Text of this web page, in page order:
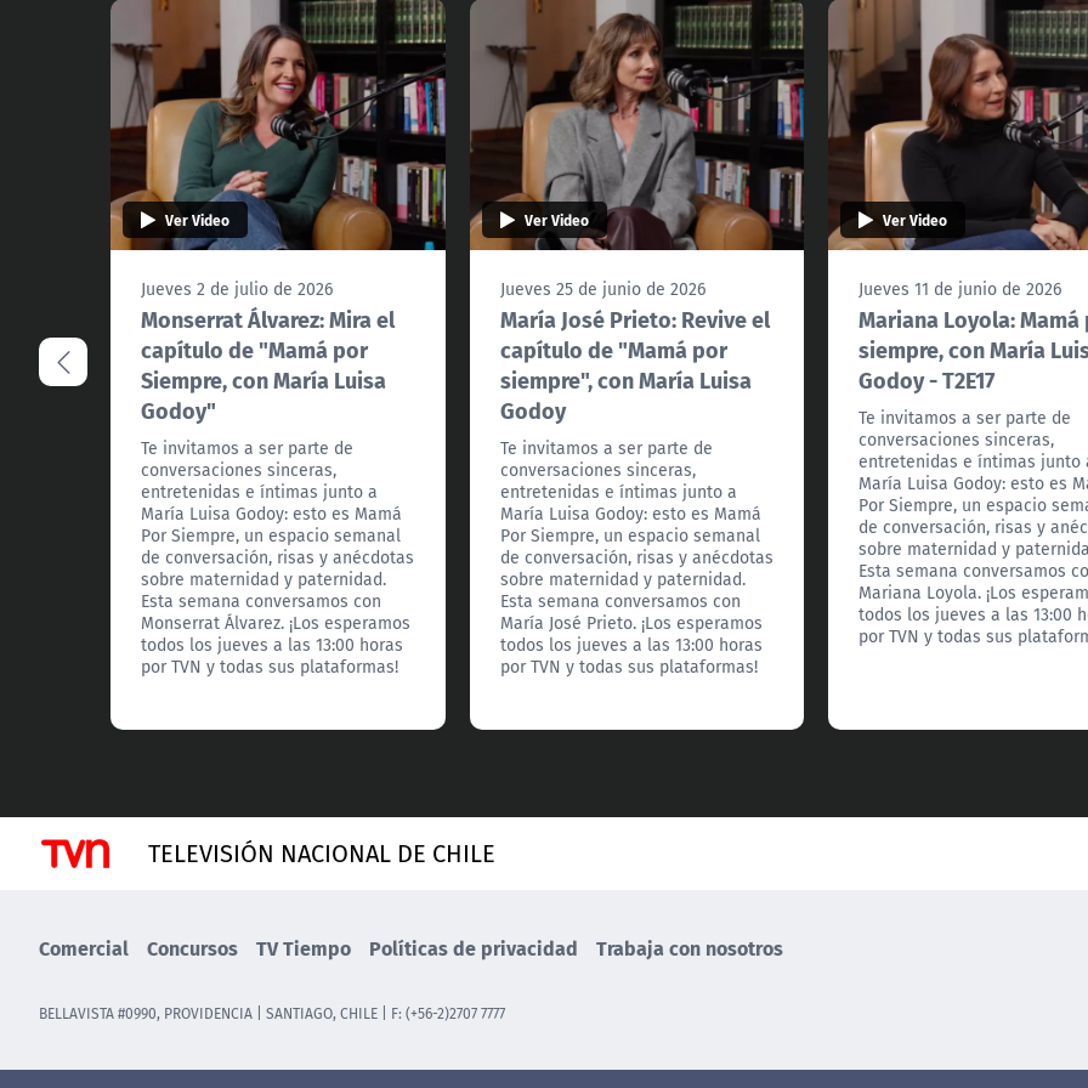
Ver Video
Jueves 2 de julio de 2026
Monserrat Álvarez: Mira el
capítulo de "Mamá por
Siempre, con María Luisa
Godoy"
Te invitamos a ser parte de
conversaciones sinceras,
entretenidas e íntimas junto a
María Luisa Godoy: esto es Mamá
Por Siempre, un espacio semanal
de conversación, risas y anécdotas
sobre maternidad y paternidad.
Esta semana conversamos con
Monserrat Álvarez. ¡Los esperamos
todos los jueves a las 13:00 horas
por TVN y todas sus plataformas!
Ver Video
Jueves 25 de junio de 2026
María José Prieto: Revive el
capítulo de "Mamá por
siempre", con María Luisa
Godoy
Te invitamos a ser parte de
conversaciones sinceras,
entretenidas e íntimas junto a
María Luisa Godoy: esto es Mamá
Por Siempre, un espacio semanal
de conversación, risas y anécdotas
sobre maternidad y paternidad.
Esta semana conversamos con
María José Prieto. ¡Los esperamos
todos los jueves a las 13:00 horas
por TVN y todas sus plataformas!
Ver Video
Jueves 11 de junio de 2026
Mariana Loyola:
siempre, con María
Godoy - T2E17
Te invitamos a ser parte de
conversaciones sinceras,
entretenidas e íntimas junto
María Luisa Godoy: esto es
Por Siempre, un espacio
de conversación, risas y
sobre maternidad y
Esta semana conversamos
Mariana Loyola. ¡Los
todos los jueves a las 13:00
por TVN y todas sus
TELEVISIÓN NACIONAL DE CHILE
Comercial Concursos TV Tiempo Políticas de privacidad Trabaja con nosotros
BELLAVISTA #0990, PROVIDENCIA | SANTIAGO, CHILE | F: (+56-2)2707 7777